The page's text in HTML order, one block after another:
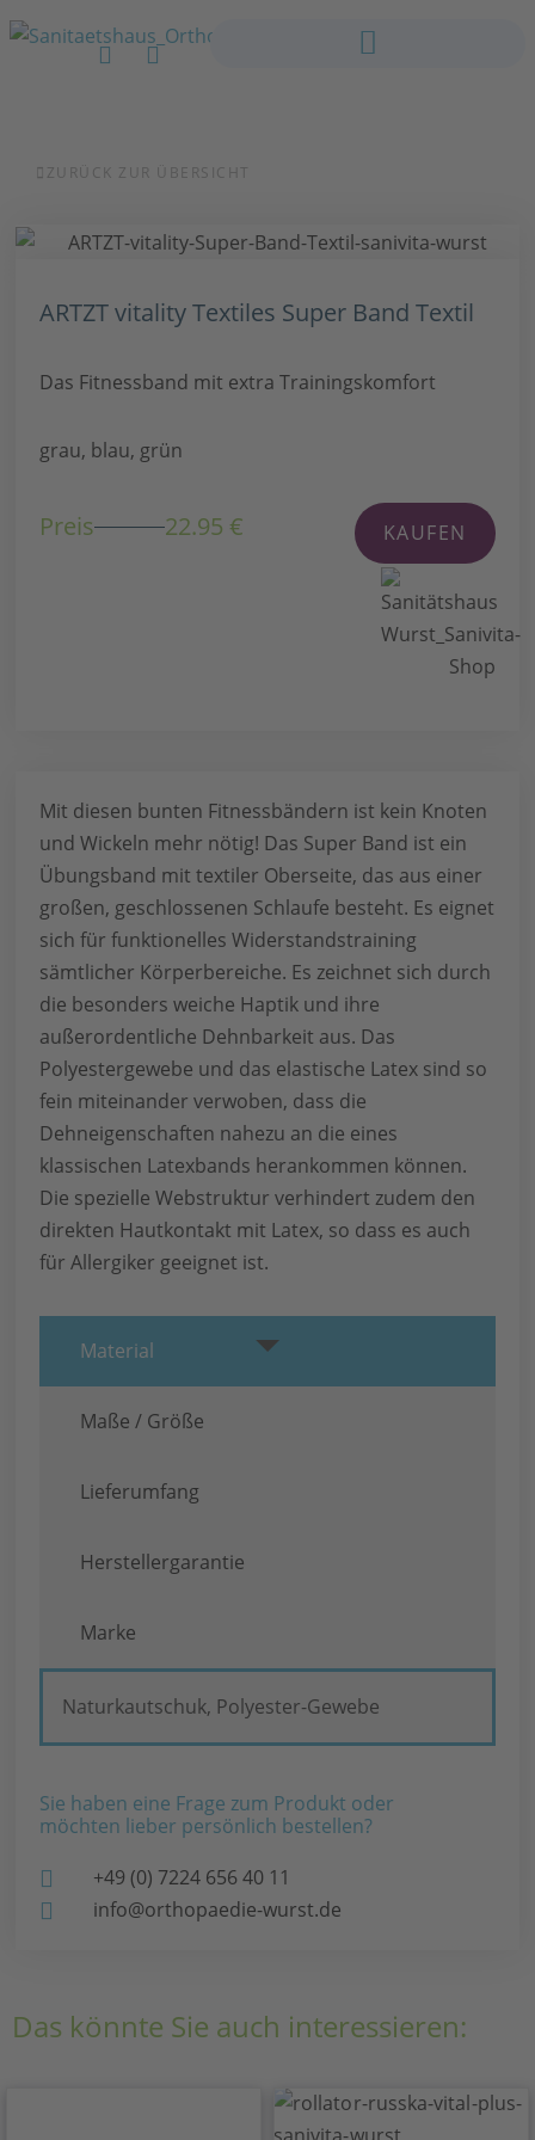
ZURÜCK ZUR ÜBERSICHT
ARTZT vitality Textiles Super Band Textil
Das Fitnessband mit extra Trainingskomfort
grau, blau, grün
Preis 22.95 € KAUFEN
Mit diesen bunten Fitnessbändern ist kein Knoten
und Wickeln mehr nötig! Das Super Band ist ein
Übungsband mit textiler Oberseite, das aus einer
großen, geschlossenen Schlaufe besteht. Es eignet
sich für funktionelles Widerstandstraining
sämtlicher Körperbereiche. Es zeichnet sich durch
die besonders weiche Haptik und ihre
außerordentliche Dehnbarkeit aus. Das
Polyestergewebe und das elastische Latex sind so
fein miteinander verwoben, dass die
Dehneigenschaften nahezu an die eines
klassischen Latexbands herankommen können.
Die spezielle Webstruktur verhindert zudem den
direkten Hautkontakt mit Latex, so dass es auch
für Allergiker geeignet ist.
Material
Maße / Größe
Lieferumfang
Herstellergarantie
Marke
Naturkautschuk, Polyester-Gewebe
Sie haben eine Frage zum Produkt oder
möchten lieber persönlich bestellen?
+49 (0) 7224 656 40 11
info@orthopaedie-wurst.de
Das könnte Sie auch interessieren: